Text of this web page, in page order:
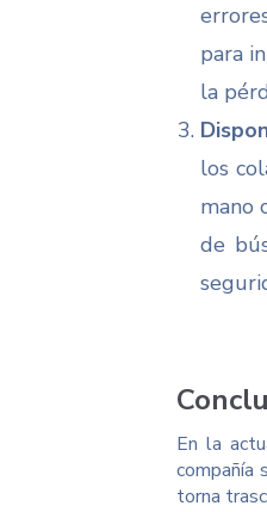
para
la
los
mano
de
En la
compañía
torna